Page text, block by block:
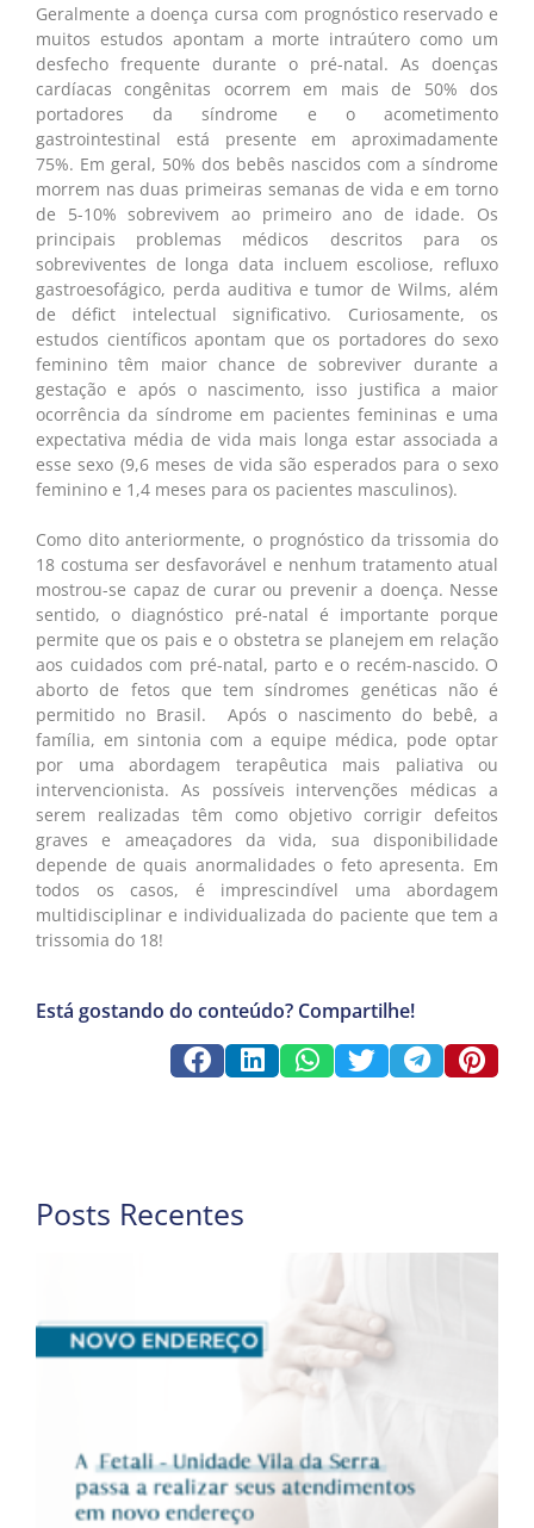
Geralmente a doença cursa com prognóstico reservado e
muitos estudos apontam a morte intraútero como um
desfecho frequente durante o pré-natal. As doenças
cardíacas congênitas ocorrem em mais de 50% dos
portadores da síndrome e o acometimento
gastrointestinal está presente em aproximadamente
75%. Em geral, 50% dos bebês nascidos com a síndrome
morrem nas duas primeiras semanas de vida e em torno
de 5-10% sobrevivem ao primeiro ano de idade. Os
principais problemas médicos descritos para os
sobreviventes de longa data incluem escoliose, refluxo
gastroesofágico, perda auditiva e tumor de Wilms, além
de défict intelectual significativo. Curiosamente, os
estudos científicos apontam que os portadores do sexo
feminino têm maior chance de sobreviver durante a
gestação e após o nascimento, isso justifica a maior
ocorrência da síndrome em pacientes femininas e uma
expectativa média de vida mais longa estar associada a
esse sexo (9,6 meses de vida são esperados para o sexo
feminino e 1,4 meses para os pacientes masculinos).
Como dito anteriormente, o prognóstico da trissomia do
18 costuma ser desfavorável e nenhum tratamento atual
mostrou-se capaz de curar ou prevenir a doença. Nesse
sentido, o diagnóstico pré-natal é importante porque
permite que os pais e o obstetra se planejem em relação
aos cuidados com pré-natal, parto e o recém-nascido. O
aborto de fetos que tem síndromes genéticas não é
permitido no Brasil. Após o nascimento do bebê, a
família, em sintonia com a equipe médica, pode optar
por uma abordagem terapêutica mais paliativa ou
intervencionista. As possíveis intervenções médicas a
serem realizadas têm como objetivo corrigir defeitos
graves e ameaçadores da vida, sua disponibilidade
depende de quais anormalidades o feto apresenta. Em
todos os casos, é imprescindível uma abordagem
multidisciplinar e individualizada do paciente que tem a
trissomia do 18!
Está gostando do conteúdo? Compartilhe!
Posts Recentes